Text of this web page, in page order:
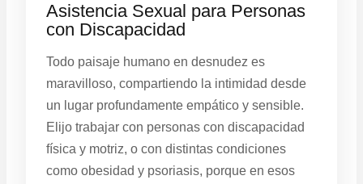
Asistencia Sexual para Personas
con Discapacidad
Todo paisaje humano en desnudez es
maravilloso, compartiendo la intimidad desde
un lugar profundamente empático y sensible.
Elijo trabajar con personas con discapacidad
física y motriz, o con distintas condiciones
como obesidad y psoriasis, porque en esos